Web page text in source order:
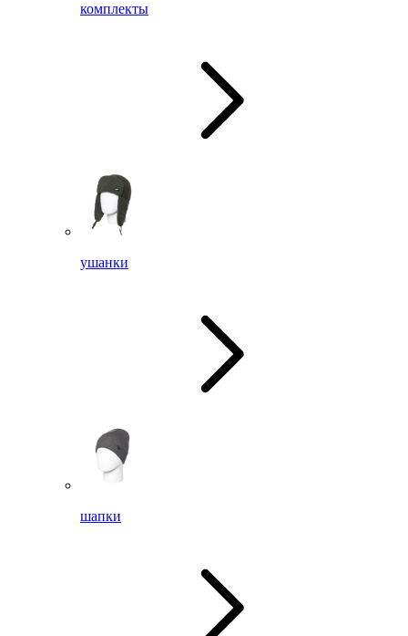
комплекты
ушанки
шапки